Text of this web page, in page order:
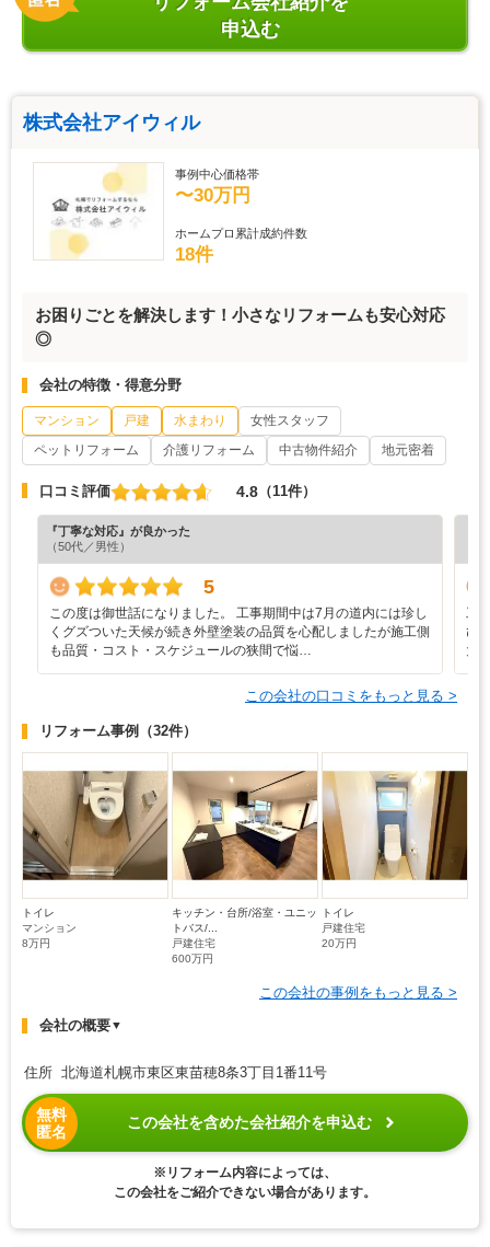
申込む
株式会社アイウィル
事例中心価格帯
〜30万円
ホームプロ累計成約件数
18件
お困りごとを解決します！小さなリフォームも安心対応
◎
会社の特徴・得意分野
マンション 戸建 水まわり
女性スタッフ
ペットリフォーム
介護リフォーム 中古物件紹介 地元密着
口コミ評価 4.8 （11件）
『丁寧な対応』が良かった
（50代／男性）
5
この度は御世話になりました。 工事期間中は7月の道内には珍し
くグズついた天候が続き外壁塗装の品質を心配しましたが施工側
も品質・コスト・スケジュールの狭間で悩…
工
び
大
この会社の口コミをもっと見る >
リフォーム事例 （32件）
トイレ
マンション
8万円
キッチン・台所/浴室・ユニッ
トバス/...
戸建住宅
600万円
トイレ
戸建住宅
20万円
この会社の事例をもっと見る >
会社の概要▼
住所 北海道札幌市東区東苗穂8条3丁目1番11号
無料
匿名
この会社を含めた会社紹介を申込む
※リフォーム内容によっては、
この会社をご紹介できない場合があります。